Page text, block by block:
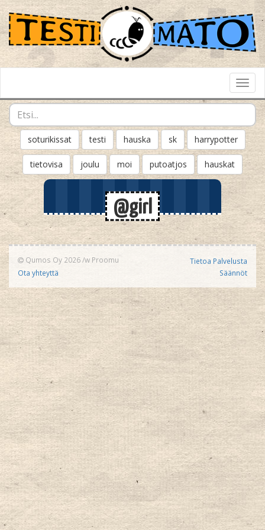
soturikissat testi hauska sk harrypotter
tietovisa joulu moi putoatjos hauskat
@girl
Qumos Oy 2026/w Proomu
Ota yhteyttä
Tietoa Palvelusta
Säännöt